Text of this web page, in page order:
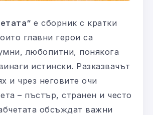
е сборник с кратки
главни герои са
любопитни, понякога
истински. Разказвачът
и чрез неговите очи
– пъстър, странен и често
обсъждат важни